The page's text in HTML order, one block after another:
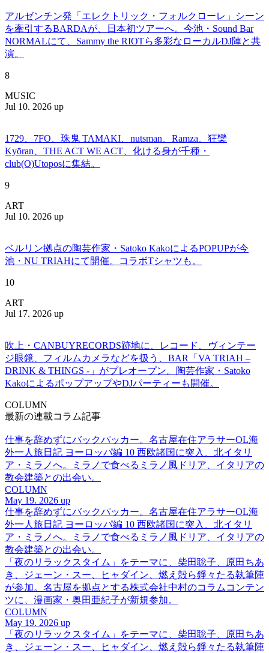
アルゼンチン発「エレクトリック・フォルクローレ」シーン
を牽引するBARDAが、日本初ツアーへ。今池・Sound Bar
NORMALにて、Sammy the RIOTら多彩なローカルDJ陣と共
演。
8
MUSIC
Jul 10. 2026 up
1729、7FO、珠鬼 TAMAKI、nutsman、Ramza、狂欒
Kyōran、THE ACT WE ACT、化ける身が千種・
club(O)Utoposに集結。
9
ART
Jul 10. 2026 up
ベルリン拠点の陶芸作家・Satoko KakoによるPOPUPが今
池・NU TRIAHにて開催。コラボTシャツも。
10
ART
Jul 17. 2026 up
吹上・CANBUYRECORDS跡地に、レコード、ヴィンテー
ジ眼鏡、フィルムカメラなどを扱う、BAR「VA TRIAH –
DRINK & THINGS -」がプレオープン。陶芸作家・Satoko
KakoによるポップアップやDJパーティーも開催。
COLUMN
最新の連載コラム記事
仕事を辞めずにバックパッカー。名古屋在住アラサーOL海
外一人旅日記 ヨーロッパ編 10 西欧諸国に突入、北イタリ
ア・ミラノへ。ミラノで食べるミラノ風ドリア、イタリアの
教会建築との出会い。
COLUMN
May 19. 2026 up
仕事を辞めずにバックパッカー。名古屋在住アラサーOL海
外一人旅日記 ヨーロッパ編 10 西欧諸国に突入、北イタリ
ア・ミラノへ。ミラノで食べるミラノ風ドリア、イタリアの
教会建築との出会い。
「夜のリラックスタイム」をテーマに、柴田聡子、原田ちあ
き、ジェーン・スー、ヒャダイン、燃え殻ら錚々たる執筆陣
が参加。名古屋を拠点とする株式会社中村のコラムコンテン
ツに、漫画家・奥田亜紀子が新規参加。
COLUMN
May 19. 2026 up
「夜のリラックスタイム」をテーマに、柴田聡子、原田ちあ
き、ジェーン・スー、ヒャダイン、燃え殻ら錚々たる執筆陣